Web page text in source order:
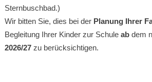
Sternbuschbad.)
Wir bitten Sie, dies bei der Planung Ihrer
Begleitung Ihrer Kinder zur Schule abdem
2026/27 zu berücksichtigen.